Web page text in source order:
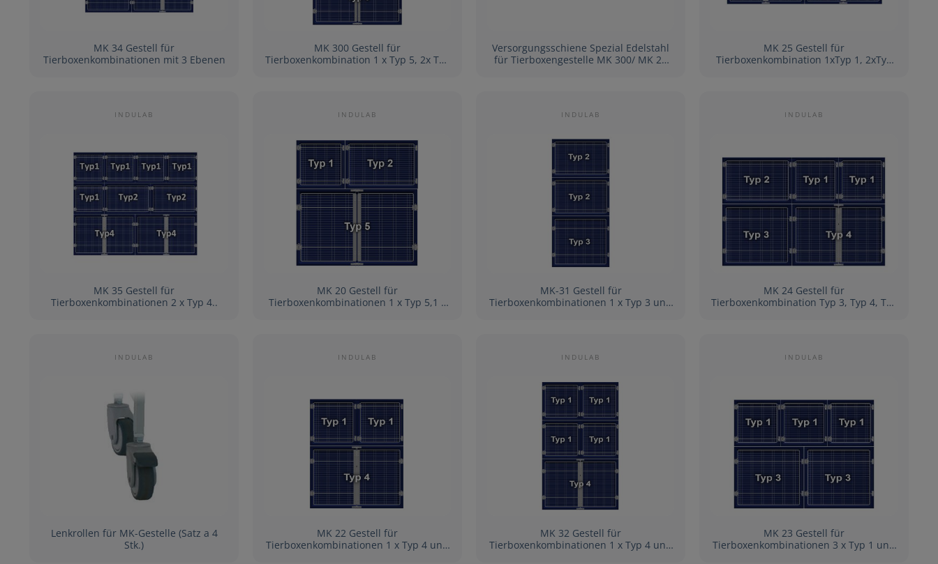
MK 34 Gestell für
Tierboxenkombinationen mit 3 Ebenen
MK 300 Gestell für
Tierboxenkombination 1 x Typ 5, 2x Typ
Versorgungsschiene Spezial Edelstahl
für Tierboxengestelle MK 300/ MK 20
MK 25 Gestell für
Tierboxenkombination 1xTyp 1, 2xTyp
INDULAB
MK 35 Gestell für
Tierboxenkombinationen 2 x Typ 4..
INDULAB
MK 20 Gestell für
Tierboxenkombinationen 1 x Typ 5,1 x
INDULAB
MK-31 Gestell für
Tierboxenkombinationen 1 x Typ 3 und
INDULAB
MK 24 Gestell für
Tierboxenkombination Typ 3, Typ 4, Typ
INDULAB
Lenkrollen für MK-Gestelle (Satz a 4
Stk.)
INDULAB
MK 22 Gestell für
Tierboxenkombinationen 1 x Typ 4 und
INDULAB
MK 32 Gestell für
Tierboxenkombinationen 1 x Typ 4 und
INDULAB
MK 23 Gestell für
Tierboxenkombinationen 3 x Typ 1 und